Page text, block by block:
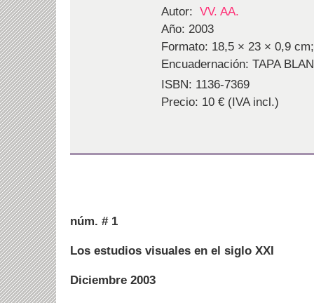
Autor: VV. AA.
Año: 2003
Formato: 18,5 × 23 × 0,9
Encuadernación: TAPA
ISBN: 1136-7369
Precio: 10 € (IVA incl.)
núm. # 1
Los estudios visuales en el siglo XXI
Diciembre 2003